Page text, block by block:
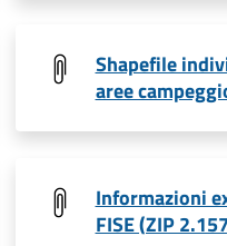
Shapefile
aree
Informazioni
FISE (ZIP